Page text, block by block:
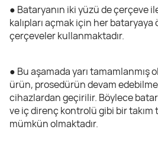
● Bataryanın iki yüzü de çerçeve
kalıpları açmak için her
çerçeveler kullanmaktadır.
● Bu aşamada yarı tamamlanmış
ürün, prosedürün devam
cihazlardan geçirilir. Böylece
ve iç direnç kontrolü gibi bir
mümkün olmaktadır.